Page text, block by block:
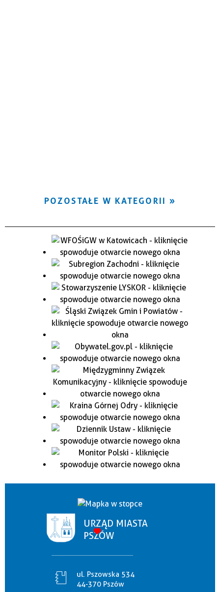
POZOSTAŁE W KATEGORII
URZĄD MIASTA
PSZÓW
ul. Pszowska 534
44-370 Pszów